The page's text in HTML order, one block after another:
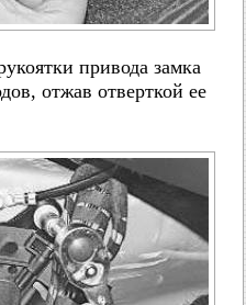
привода замка
отжав отверткой ее